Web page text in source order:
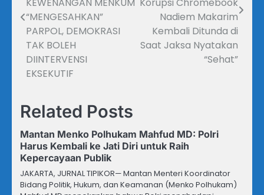
KEWENANGAN MENKUM
“MENGESAHKAN”
PARPOL, DEMOKRASI
TAK BOLEH
DIINTERVENSI
EKSEKUTIF
Korupsi Chromebook
Nadiem Makarim
Kembali Ditunda di
Saat Jaksa Nyatakan
“Sehat”
Related Posts
Mantan Menko Polhukam Mahfud MD: Polri
Harus Kembali ke Jati Diri untuk Raih
Kepercayaan Publik
JAKARTA, JURNAL TIPIKOR— Mantan Menteri Koordinator
Bidang Politik, Hukum, dan Keamanan (Menko Polhukam)